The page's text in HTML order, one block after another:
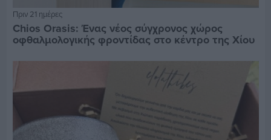
Πριν 21 ημέρες
Chios Orasis: Ένας νέος σύγχρονος χώρος
οφθαλμολογικής φροντίδας στο κέντρο της Χίου